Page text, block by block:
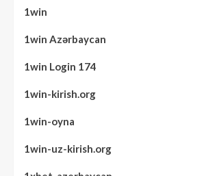
1win
1win Azərbaycan
1win Login 174
1win-kirish.org
1win-oyna
1win-uz-kirish.org